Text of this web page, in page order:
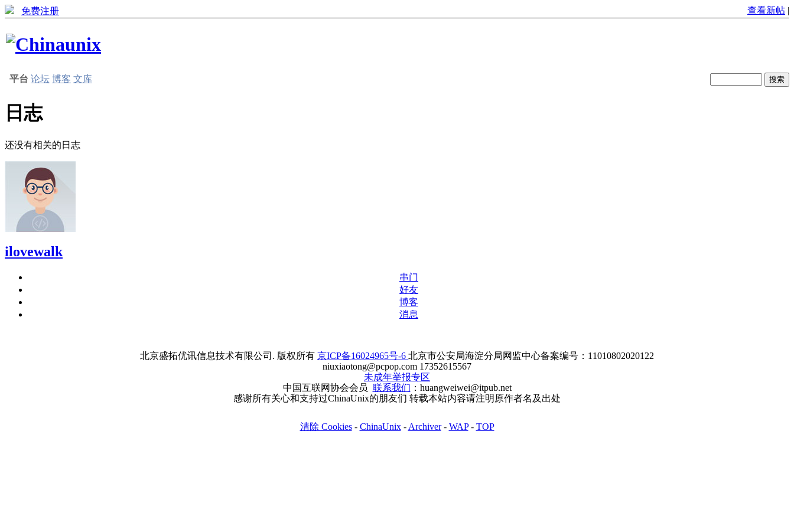
免费注册 查看新帖 |
平台 论坛 博客 文库
日志
还没有相关的日志
ilovewalk
串门
好友
博客
消息
北京盛拓优讯信息技术有限公司. 版权所有 京ICP备16024965号-6 北京市公安局海淀分局网监中心备案编号：11010802020122
niuxiaotong@pcpop.com 17352615567
未成年举报专区
中国互联网协会会员 联系我们 ：huangweiwei@itpub.net
感谢所有关心和支持过ChinaUnix的朋友们 转载本站内容请注明原作者名及出处
清除 Cookies- ChinaUnix- Archiver- WAP- TOP